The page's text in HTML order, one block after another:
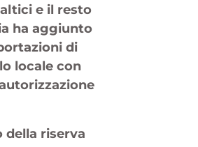
e il resto
ha aggiunto
di
locale con
della riserva